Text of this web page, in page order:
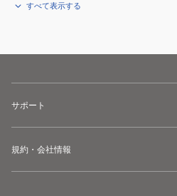
すべて表示する
サポート
規約・会社情報